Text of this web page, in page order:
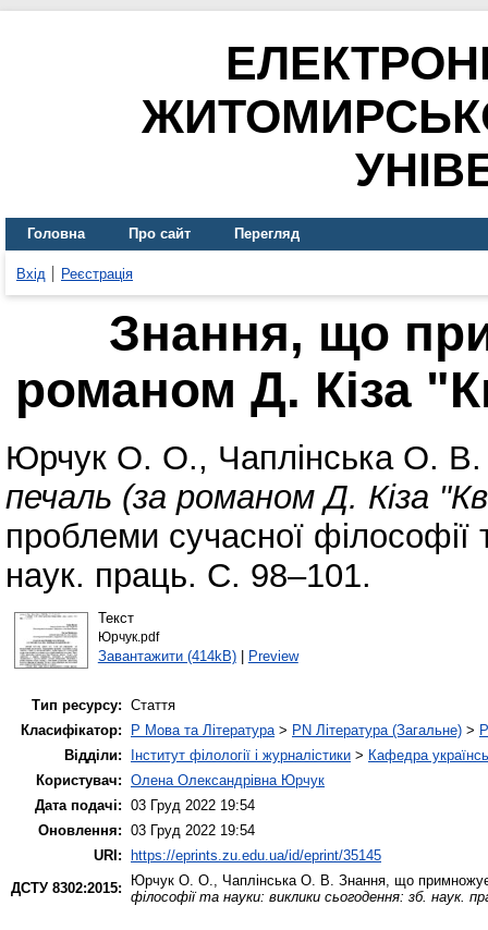
Головна Про сайт Перегляд
Вхід Реєстрація
Знання, що
романом Д. Кіза
Юрчук О. О., Чаплінська О. В.
печаль (за романом Д. Кіза
проблеми сучасної філософії
наук. праць. С. 98–101.
Текст
Юрчук.pdf
Завантажити (414kB)| Preview
Тип ресурсу: Стаття
Класифікатор:
P Мова та Література> PN Література (Загальне) >
Відділи:
Інститут філології і журналістики > Кафедра
Користувач: Олена Олександрівна Юрчук
Дата подачі: 03 Груд 2022 19:54
Оновлення: 03 Груд 2022 19:54
URI:
https://eprints.zu.edu.ua/id/eprint/35145
ДСТУ 8302:2015:
Юрчук О. О., Чаплінська О. В. Знання, що
філософії та науки: виклики сьогодення: зб. наук.